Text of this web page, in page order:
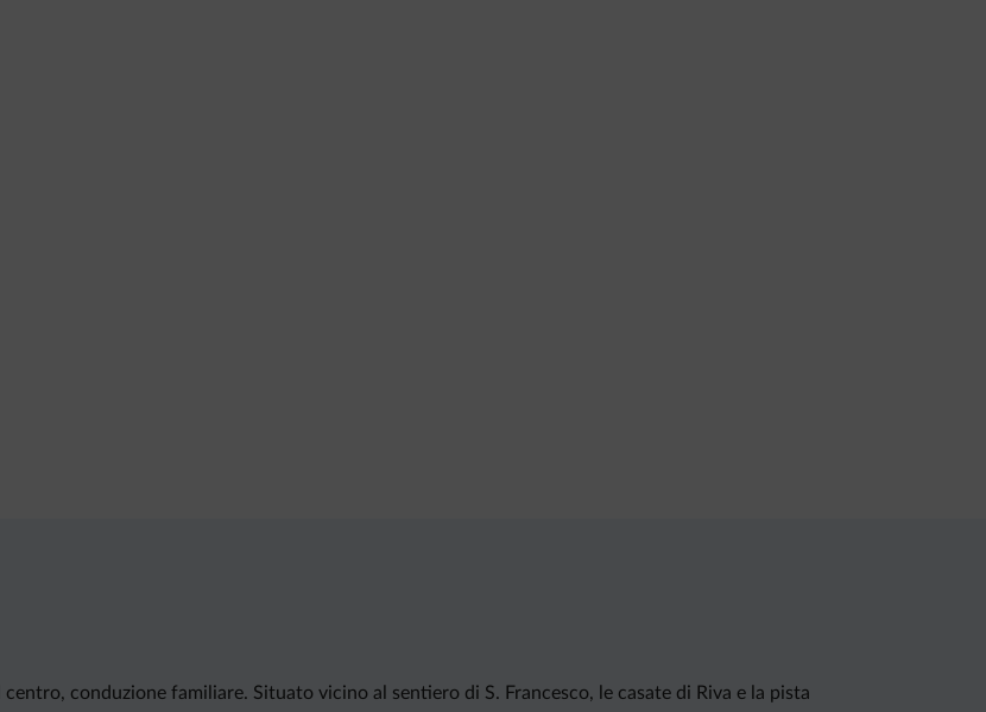
conduzione familiare. Situato vicino al sentiero di S. Francesco, le casate di Riva e la pista